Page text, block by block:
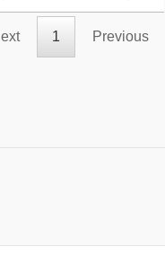
Previous
1